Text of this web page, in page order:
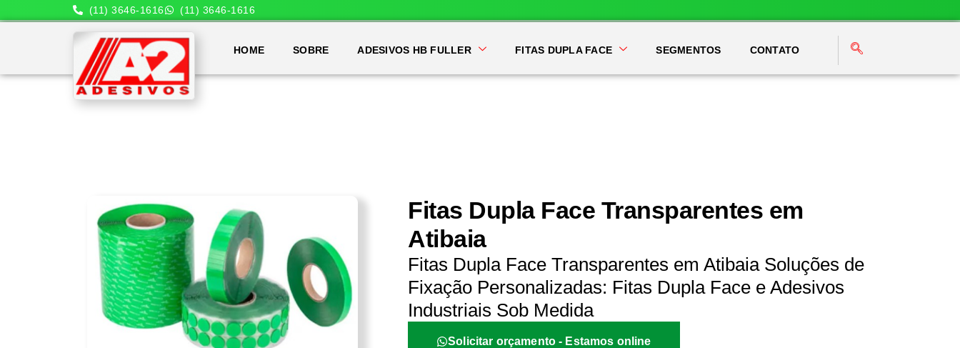
(11) 3646-1616 (11) 3646-1616
HOME SOBRE ADESIVOS HB FULLER FITAS DUPLA FACE SEGMENTOS CONTATO
Fitas Dupla Face Transparentes em
Atibaia
Fitas Dupla Face Transparentes em Atibaia Soluções de
Fixação Personalizadas: Fitas Dupla Face e Adesivos
Industriais Sob Medida
Solicitar orçamento - Estamos online